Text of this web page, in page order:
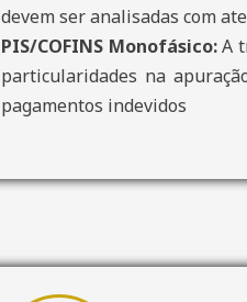
devem ser analisadas com
PIS/COFINS Monofásico:A
particularidades na
pagamentos indevidos